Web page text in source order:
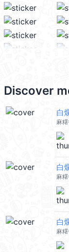
Discover
白
麻糬
白
麻糬
白
麻糬